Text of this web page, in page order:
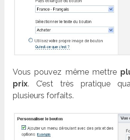
Vous pouvez même mettre
prix. C’est très pratique
plusieurs forfaits.